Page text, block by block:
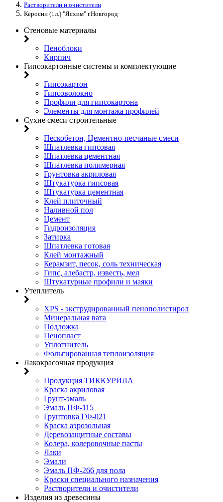
Растворители и очистители
Керосин (1л.) "Ясхим" г.Новгород
Стеновые материалы
Пеноблоки
Кирпич
Гипсокартонные системы и комплектующие
Гипсокартон
Гипсоволокно
Профили для гипсокартона
Элементы для монтажа профилей
Сухие смеси строительные
Пескобетон, Цементно-песчаные смеси
Шпатлевка гипсовая
Шпатлевка цементная
Шпатлевка полимерная
Грунтовка акриловая
Штукатурка гипсовая
Штукатурка цементная
Клей плиточный
Наливной пол
Цемент
Гидроизоляция
Затирка
Шпатлевка готовая
Клей монтажный
Керамзит, песок, соль техническая
Гипс, алебастр, известь, мел
Штукатурные профили и маяки
Утеплитель
XPS - экструдированный пенополистирол
Минеральная вата
Подложка
Пенопласт
Уплотнитель
Фольгированная теплоизоляция
Лакокрасочная продукция
Продукция ТИККУРИЛА
Краска акриловая
Грунт-эмаль
Эмаль ПФ-115
Грунтовка ГФ-021
Краска аэрозольная
Деревозащитные составы
Колера, колеровочные пасты
Лаки
Эмали
Эмаль ПФ-266 для пола
Краски специального назначения
Растворители и очистители
Изделия из древесины